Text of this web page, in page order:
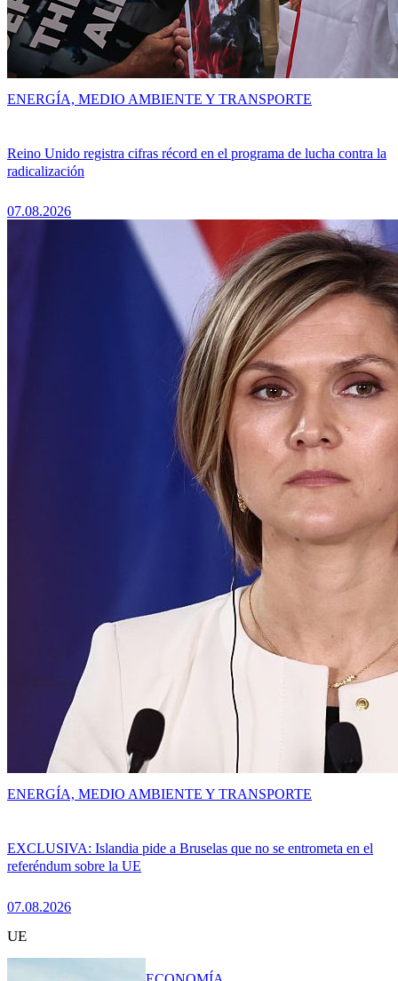
Reino Unido registra cifras récord en el programa de lucha contra la
radicalización
07.08.2026
ENERGÍA, MEDIO AMBIENTE Y TRANSPORTE
EXCLUSIVA: Islandia pide a Bruselas que no se entrometa en el
referéndum sobre la UE
07.08.2026
ENERGÍA, MEDIO AMBIENTE Y TRANSPORTE
UE